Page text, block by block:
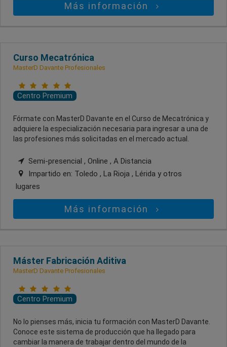
Más información
Curso Mecatrónica
MasterD Davante Profesionales
Centro Premium
Fórmate con MasterD Davante en el Curso de Mecatrónica y
adquiere la especialización necesaria para ingresar a una de
las profesiones más solicitadas en el mercado actual.
Semi-presencial , Online , A Distancia
Impartido en: Toledo , La Rioja , Lérida y otros
lugares
Más información
Máster Fabricación Aditiva
MasterD Davante Profesionales
Centro Premium
No lo pienses más, inicia tu formación con MasterD Davante.
Conoce este sistema de producción que ha llegado para
cambiar la manera de trabajar dentro del mundo de la